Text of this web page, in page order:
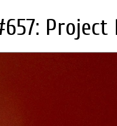
Project